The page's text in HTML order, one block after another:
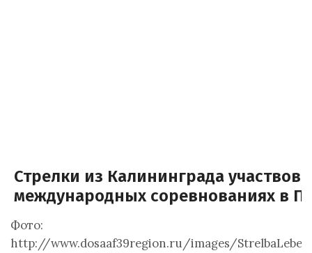
Стрелки из Калининграда
международных соревнованиях в
Фото:
http://www.dosaaf39region.ru/images/